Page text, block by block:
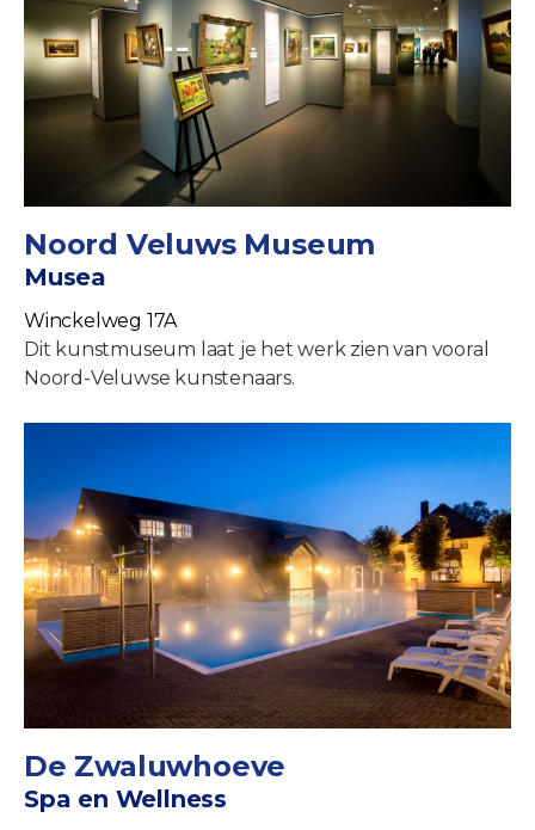
Noord Veluws Museum
Musea
Winckelweg 17A
Dit kunstmuseum laat je het werk zien van vooral
Noord-Veluwse kunstenaars.
De Zwaluwhoeve
Spa en Wellness